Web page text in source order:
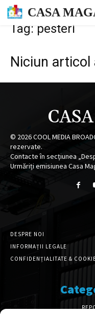
CASA
Tag: pesteri
Niciun articol
© 2026COOL MEDIA
rezervate.
Contacte în secțiunea
Urmăriți emisiunea Casa
DESPRE NOI
INFORMAȚII LEGALE
CONFIDENȚIALITATE &